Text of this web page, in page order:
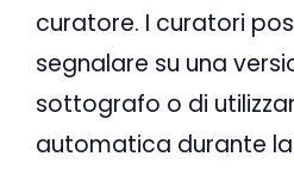
curatore. I curatori
segnalare su una
sottografo o di
automatica durante